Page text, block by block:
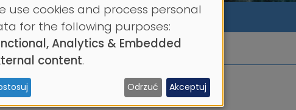
use cookies and process personal
for the following purposes:
Analytics & Embedded
content.
Odrzuć Akceptuj